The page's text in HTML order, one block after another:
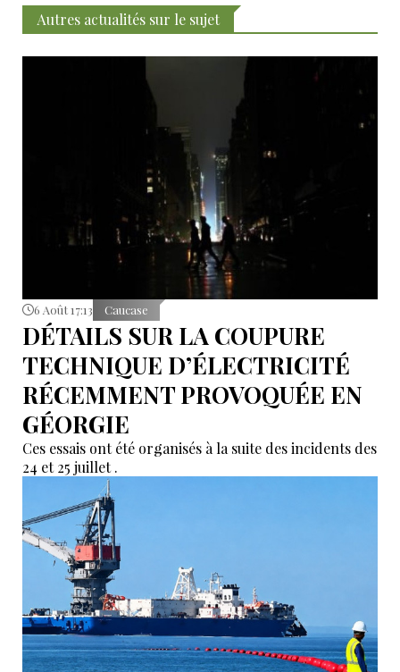
Autres actualités sur le sujet
6 Août 17:13 Caucase
DÉTAILS SUR LA COUPURE
TECHNIQUE D’ÉLECTRICITÉ
RÉCEMMENT PROVOQUÉE EN
GÉORGIE
Ces essais ont été organisés à la suite des incidents des
24 et 25 juillet .